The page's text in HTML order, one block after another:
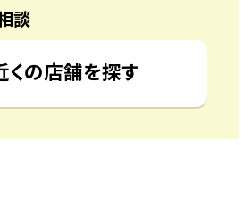
談
くの店舗を探す